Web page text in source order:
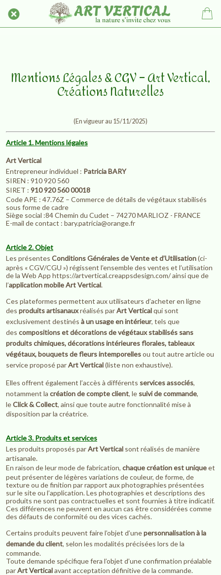
Mentions Légales & CGV – Art Vertical,
Créations Naturelles
(En vigueur au 15/11/2025)
Article 1. Mentions légales
Art Vertical
Entrepreneur individuel : Patricia BARY
SIREN : 910 920 560
SIRET : 910 920 560 00018
Code APE : 47.76Z – Commerce de détails de végétaux stabilisés
sous forme de cadre
Siège social :84 Chemin du Cudet – 74270 MARLIOZ - FRANCE
E-mail de contact : bary.patricia@orange.fr
Article 2. Objet
Les présentes Conditions Générales de Vente et d’Utilisation(ci-
après « CGV/CGU ») régissent l’ensemble des ventes et l’utilisation
de la Web App https://artvertical.creappsdesign.com/ ainsi que de
l’application mobile Art Vertical.
Ces plateformes permettent aux utilisateurs d’acheter en ligne
des produits artisanauxréalisés parArt Verticalqui sont
exclusivement destinés à un usage en intérieur, tels que
des compositions et décorations de végétaux stabilisés sans
produits chimiques, décorations intérieures florales, tableaux
végétaux, bouquets de fleurs intemporellesou tout autre article ou
service proposé parArt Vertical(liste non exhaustive).
Elles offrent également l’accès à différents services associés,
notamment la création de compte client, le suivi de commande,
leClick & Collect, ainsi que toute autre fonctionnalité mise à
disposition par la créatrice.
Article 3. Produits et services
Les produits proposés parArt Vertical sont réalisés de manière
artisanale.
En raison de leur mode de fabrication, chaque création est uniqueet
peut présenter de légères variations de couleur, de forme, de
texture ou de finition par rapport aux photographies présentées
sur le site ou l’application. Les photographies et descriptions des
produits ne sont pas contractuelles et sont fournies à titre indicatif.
Ces différences ne peuvent en aucun cas être considérées comme
des défauts de conformité ou des vices cachés.
Certains produits peuvent faire l’objet d’unepersonnalisation à la
demande du client, selon les modalités précisées lors de la
commande.
Toute demande spécifique fera l’objet d’une confirmation préalable
parArt Verticalavant acceptation définitive de la commande.